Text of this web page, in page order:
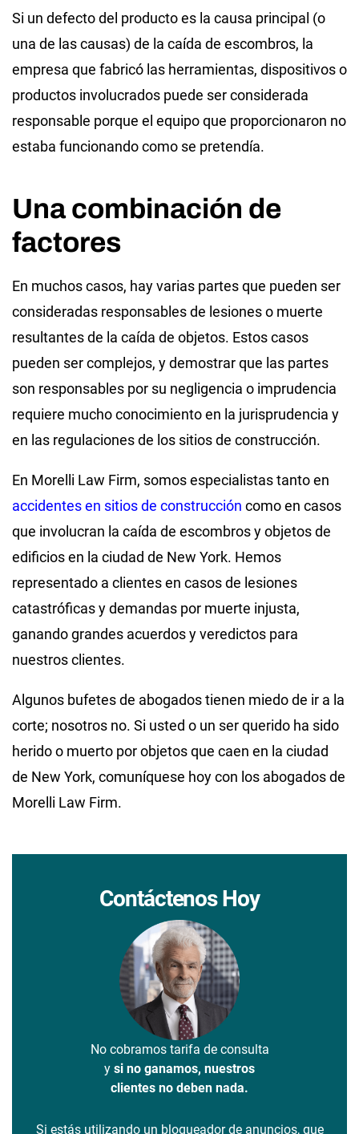
Si un defecto del producto es la causa principal (o
una de las causas) de la caída de escombros, la
empresa que fabricó las herramientas, dispositivos o
productos involucrados puede ser considerada
responsable porque el equipo que proporcionaron no
estaba funcionando como se pretendía.
Una combinación de
factores
En muchos casos, hay varias partes que pueden ser
consideradas responsables de lesiones o muerte
resultantes de la caída de objetos. Estos casos
pueden ser complejos, y demostrar que las partes
son responsables por su negligencia o imprudencia
requiere mucho conocimiento en la jurisprudencia y
en las regulaciones de los sitios de construcción.
En Morelli Law Firm, somos especialistas tanto en
accidentes en sitios de construcción como en casos
que involucran la caída de escombros y objetos de
edificios en la ciudad de New York. Hemos
representado a clientes en casos de lesiones
catastróficas y demandas por muerte injusta,
ganando grandes acuerdos y veredictos para
nuestros clientes.
Algunos bufetes de abogados tienen miedo de ir a la
corte; nosotros no. Si usted o un ser querido ha sido
herido o muerto por objetos que caen en la ciudad
de New York, comuníquese hoy con los abogados de
Morelli Law Firm.
Contáctenos Hoy
No cobramos tarifa de consulta
y si no ganamos, nuestros
clientes no deben nada.
Si estás utilizando un bloqueador de anuncios, que